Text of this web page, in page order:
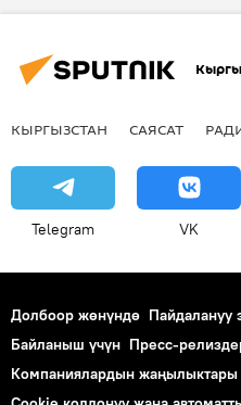
КЫРГЫЗСТАН САЯСАТ
Telegram VK
Долбоор жөнүндө Пайдалануу
Байланыш үчүн Пресс-
Компаниялардын жаңылыктары